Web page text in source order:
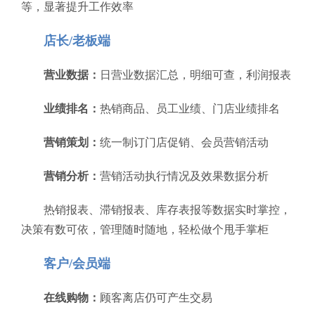
等，显著提升工作效率
店长/老板端
营业数据： 日营业数据汇总，明细可查，利润报表
业绩排名： 热销商品、员工业绩、门店业绩排名
营销策划： 统一制订门店促销、会员营销活动
营销分析： 营销活动执行情况及效果数据分析
热销报表、滞销报表、库存表报等数据实时掌控，
决策有数可依，管理随时随地，轻松做个甩手掌柜
客户/会员端
在线购物： 顾客离店仍可产生交易